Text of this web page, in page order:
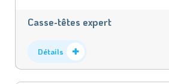
Casse-têtes expert
Détails